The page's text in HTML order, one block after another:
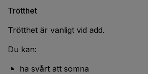
Trötthet
Trötthet är vanligt vid add.
Du kan:
ha svårt att somna